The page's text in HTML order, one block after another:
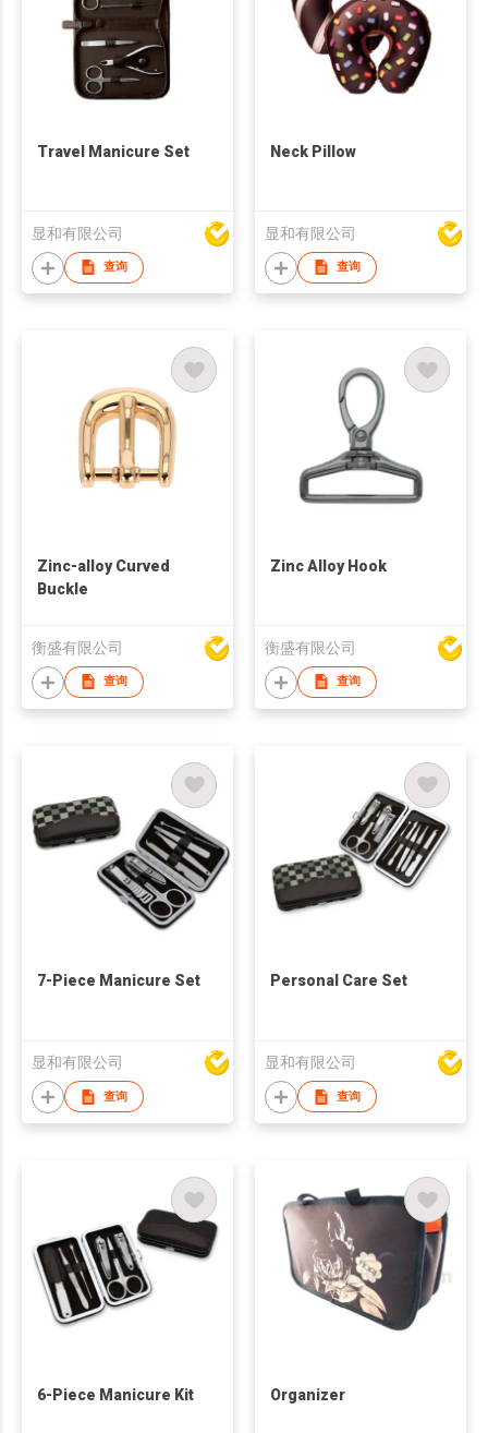
Travel Manicure Set
显和有限公司
查询
Neck Pillow
显和有限公司
查询
Zinc-alloy Curved
Buckle
衡盛有限公司
查询
Zinc Alloy Hook
衡盛有限公司
查询
7-Piece Manicure Set
显和有限公司
查询
Personal Care Set
显和有限公司
查询
6-Piece Manicure Kit Organizer